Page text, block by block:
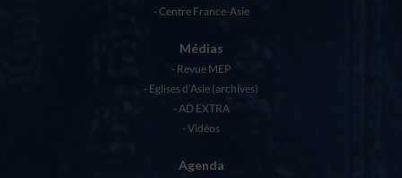
Centre France-Asie
Médias
Revue MEP
Eglises d’Asie (archives)
AD EXTRA
Vidéos
Agenda